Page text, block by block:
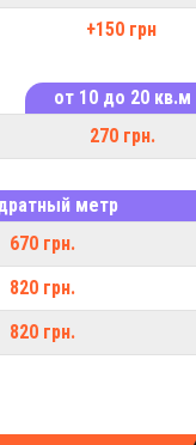
+150 грн
от 10 до 20 кв.м
270 грн.
метр
670 грн.
820 грн.
820 грн.